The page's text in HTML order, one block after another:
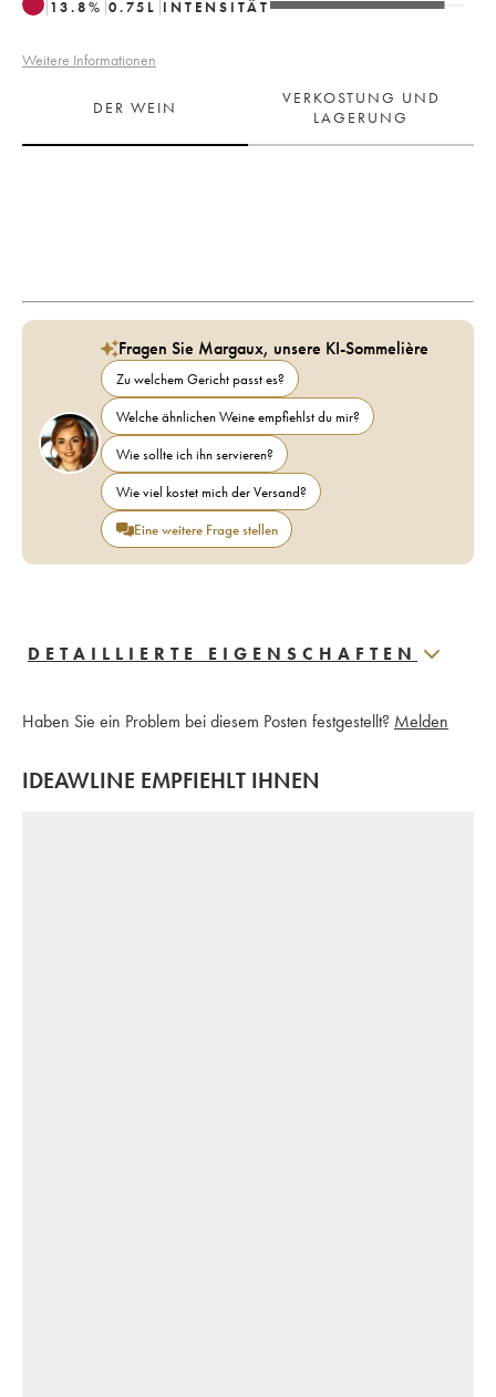
13.8% 0.75 L INTENSITÄT
Weitere Informationen
DER WEIN
VERKOSTUNG UND
LAGERUNG
Fragen Sie Margaux, unsere KI-Sommelière
Zu welchem Gericht passt es?
Welche ähnlichen Weine empfiehlst du mir?
Wie sollte ich ihn servieren?
Wie viel kostet mich der Versand?
Eine weitere Frage stellen
DETAILLIERTE EIGENSCHAFTEN
Haben Sie ein Problem bei diesem Posten festgestellt? Melden
IDEAWLINE EMPFIEHLT IHNEN